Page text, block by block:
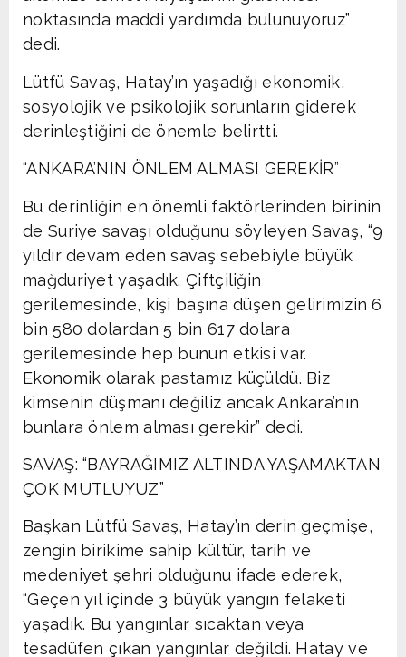
noktasında maddi yardımda bulunuyoruz”
dedi.
Lütfü Savaş, Hatay’ın yaşadığı ekonomik,
sosyolojik ve psikolojik sorunların giderek
derinleştiğini de önemle belirtti.
“ANKARA’NIN ÖNLEM ALMASI GEREKİR”
Bu derinliğin en önemli faktörlerinden birinin
de Suriye savaşı olduğunu söyleyen Savaş, “9
yıldır devam eden savaş sebebiyle büyük
mağduriyet yaşadık. Çiftçiliğin
gerilemesinde, kişi başına düşen gelirimizin 6
bin 580 dolardan 5 bin 617 dolara
gerilemesinde hep bunun etkisi var.
Ekonomik olarak pastamız küçüldü. Biz
kimsenin düşmanı değiliz ancak Ankara’nın
bunlara önlem alması gerekir” dedi.
SAVAŞ: “BAYRAĞIMIZ ALTINDA YAŞAMAKTAN
ÇOK MUTLUYUZ”
Başkan Lütfü Savaş, Hatay’ın derin geçmişe,
zengin birikime sahip kültür, tarih ve
medeniyet şehri olduğunu ifade ederek,
“Geçen yıl içinde 3 büyük yangın felaketi
yaşadık. Bu yangınlar sıcaktan veya
tesadüfen çıkan yangınlar değildi. Hatay ve